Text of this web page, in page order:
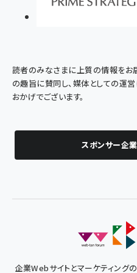
読者のみなさまに上質の情報をお
の趣旨に賛同し、媒体としての運
おかげでございます。
スポンサー企
企業Webサイトとマーケティング